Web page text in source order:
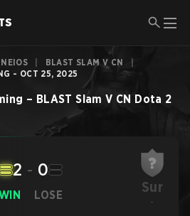
BLAST SLAM V CN
- OCT 25, 2025
– BLAST Slam V CN Dota 2
2 - 0
LOSE Sur
-